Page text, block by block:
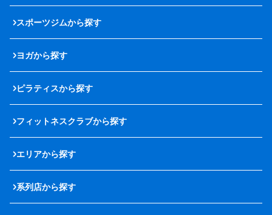
スポーツジムから探す
ヨガから探す
ピラティスから探す
フィットネスクラブから探す
エリアから探す
系列店から探す